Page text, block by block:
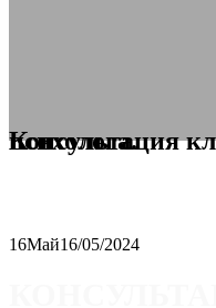
Консультация
16Май16/05/2024